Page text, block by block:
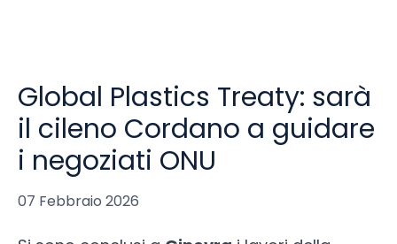
Global Plastics Treaty: sarà
il cileno Cordano a guidare
i negoziati ONU
07 Febbraio 2026